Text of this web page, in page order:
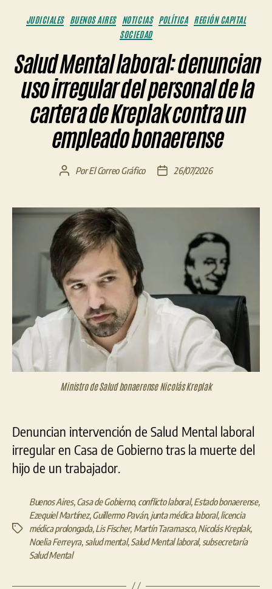
Categorías
JUDICIALES BUENOS AIRES NOTICIAS POLÍTICA
REGIÓN CAPITAL
SOCIEDAD
Salud Mental laboral: denuncian
uso irregular del personal de la
cartera de Kreplak contra un
empleado bonaerense
Autor
entrada
PorEl Correo Gráfico
Fecha
entrada
26/07/2026
Ministro de Salud bonaerense Nicolás Kreplak
Denuncian intervención de Salud Mental laboral
irregular en Casa de Gobierno tras la muerte del
hijo de un trabajador.
Etiquetas
Buenos Aires,Casa de Gobierno, conflicto laboral,Estado bonaerense,
Ezequiel Martínez,Guillermo Paván, junta médica laboral,licencia
médica prolongada,Lis Fischer, Martín Taramasco,Nicolás Kreplak,
Noelia Ferreyra, salud mental,Salud Mental laboral, subsecretaría
Salud Mental